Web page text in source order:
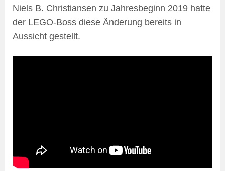
Niels B. Christiansen zu Jahresbeginn 2019 hatte
der LEGO-Boss diese Änderung bereits in
Aussicht gestellt.